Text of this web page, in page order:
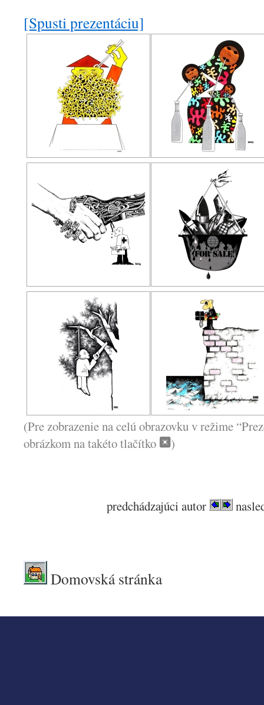
[Spusti prezentáciu]
(Pre zobrazenie na celú obrazovku v režime
obrázkom na takéto tlačítko
)
predchádzajúci autor
Domovská stránka